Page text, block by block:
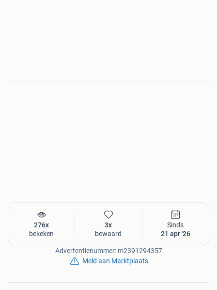
276x
bekeken
3x
bewaard
Sinds
21 apr '26
Advertentienummer: m2391294357
Meld aan Marktplaats